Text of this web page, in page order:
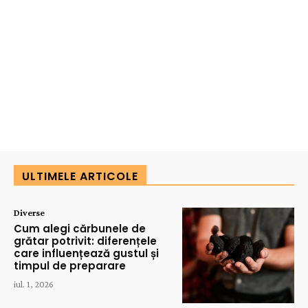
ULTIMELE ARTICOLE
Diverse
Cum alegi cărbunele de
grătar potrivit: diferențele
care influențează gustul și
timpul de preparare
iul. 1, 2026